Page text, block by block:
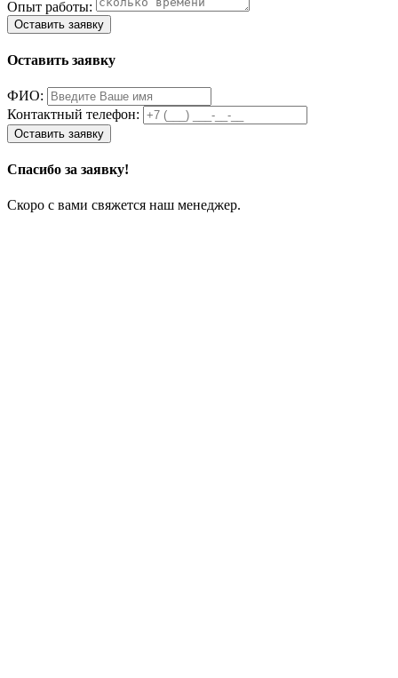
Опыт работы:
Оставить заявку
ФИО:
Контактный телефон:
Спасибо за заявку!
Скоро с вами свяжется наш менеджер.